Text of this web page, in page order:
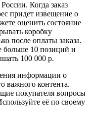
Когда заказ
придет извещение о
оценить состояние
коробку
после оплаты заказа.
больше 10 позиций и
100 000 р.
информации о
важного контента.
покупателя вопросы
её по своему